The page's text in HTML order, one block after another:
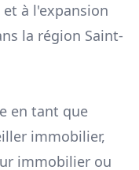
à l'expansion
la région Saint-
en tant que
immobilier,
immobilier ou